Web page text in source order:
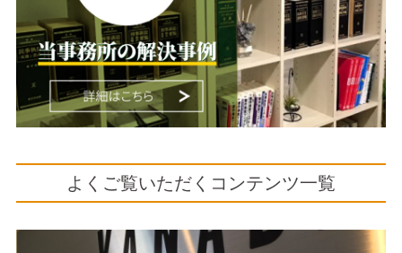
よくご覧いただくコンテンツ一覧